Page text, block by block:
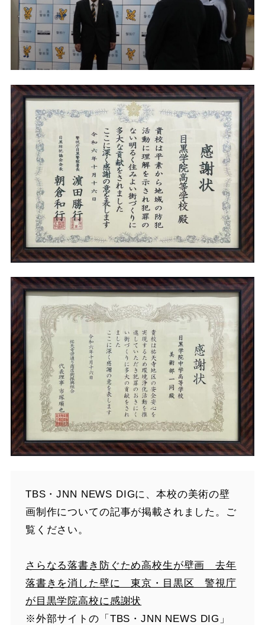
TBS・JNN NEWS DIGに、本校の美術の壁
画制作についての記事が掲載されました。ご
覧ください。
さらなる落書き防ぐため高校生が壁画 去年
落書きを消した壁に 東京・目黒区 警視庁
が目黒学院高校に感謝状
※外部サイトの「TBS・JNN NEWS DIG」